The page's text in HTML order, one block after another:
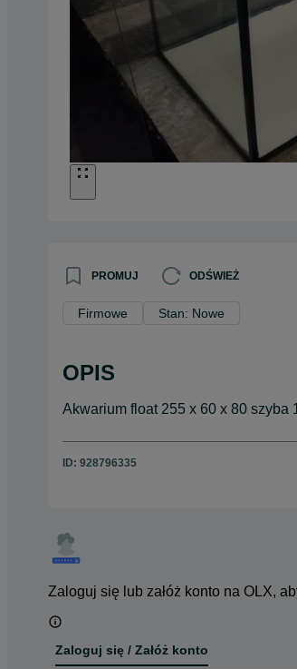
PROMUJ ODŚWIEŻ
Firmowe Stan: Nowe
OPIS
Akwarium float 255 x 60 x 80 szyba
ID: 928796335
Zaloguj się lub załóż konto na OLX,
Zaloguj się / Załóż konto